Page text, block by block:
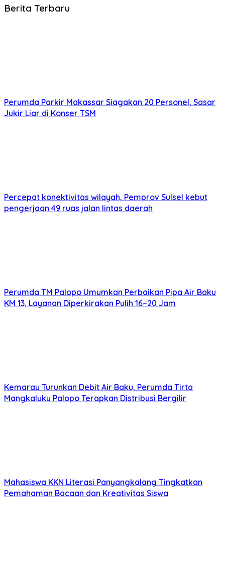
Berita Terbaru
Perumda Parkir Makassar Siagakan 20 Personel, Sasar
Jukir Liar di Konser TSM
Percepat konektivitas wilayah, Pemprov Sulsel kebut
pengerjaan 49 ruas jalan lintas daerah
Perumda TM Palopo Umumkan Perbaikan Pipa Air Baku
KM 13, Layanan Diperkirakan Pulih 16–20 Jam
Kemarau Turunkan Debit Air Baku, Perumda Tirta
Mangkaluku Palopo Terapkan Distribusi Bergilir
Mahasiswa KKN Literasi Panyangkalang Tingkatkan
Pemahaman Bacaan dan Kreativitas Siswa